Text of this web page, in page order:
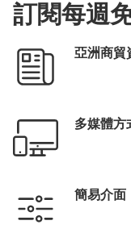
訂閱每週
亞洲商貿
多媒體方
簡易介面